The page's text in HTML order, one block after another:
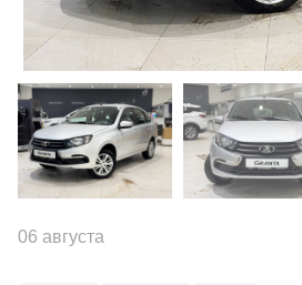
06 августа